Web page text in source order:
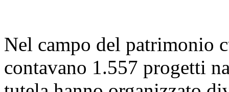
Nel campo del patrimonio
contavano 1.557 progetti